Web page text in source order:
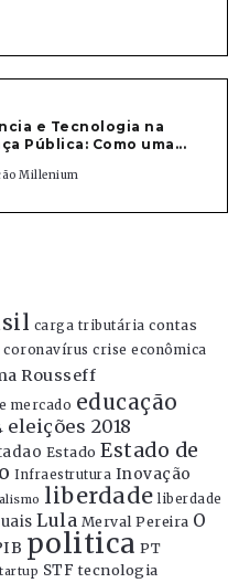
e Tecnologia na
Pública: Como uma...
Millenium
carga tributária contas
coronavírus crise econômica
Rousseff
mercado educação
eleições 2018
Estado Estado de
Infraestrutura Inovação
liberdade liberdade
Lula Merval Pereira O
politica PT
STF tecnologia